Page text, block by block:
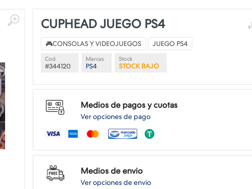
CUPHEAD JUEGO PS4
🎮CONSOLAS Y VIDEOJUEGOS JUEGO PS4
Cod
#344120
Marcas
PS4
Stock
STOCK BAJO
Medios de pagos y cuotas
Ver opciones de pago
Medios de envio
Ver opciones de envio